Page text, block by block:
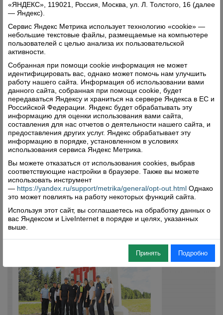
«ЯНДЕКС», 119021, Россия, Москва, ул. Л. Толстого, 16 (далее
— Яндекс).
Сервис Яндекс Метрика использует технологию «cookie» —
небольшие текстовые файлы, размещаемые на компьютере
пользователей с целью анализа их пользовательской
активности.
Собранная при помощи cookie информация не может
идентифицировать вас, однако может помочь нам улучшить
работу нашего сайта. Информация об использовании вами
данного сайта, собранная при помощи cookie, будет
передаваться Яндексу и храниться на сервере Яндекса в ЕС и
Российской Федерации. Яндекс будет обрабатывать эту
информацию для оценки использования вами сайта,
составления для нас отчетов о деятельности нашего сайта, и
предоставления других услуг. Яндекс обрабатывает эту
информацию в порядке, установленном в условиях
использования сервиса Яндекс Метрика.
Вы можете отказаться от использования cookies, выбрав
соответствующие настройки в браузере. Также вы можете
использовать инструмент
— https://yandex.ru/support/metrika/general/opt-out.html Однако
это может повлиять на работу некоторых функций сайта.
Используя этот сайт, вы соглашаетесь на обработку данных о
вас Яндексом и LiveInternet в порядке и целях, указанных
выше.
Принять Подробно